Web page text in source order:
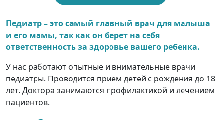
Педиатр – это самый главный врач для малыша
и его мамы, так как он берет на себя
ответственность за здоровье вашего ребенка.
У нас работают опытные и внимательные врачи
педиатры. Проводится прием детей с рождения до 18
лет. Доктора занимаются профилактикой и лечением
пациентов.